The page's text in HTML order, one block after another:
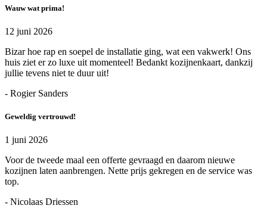
Wauw wat prima!
12 juni 2026
Bizar hoe rap en soepel de installatie ging, wat een vakwerk! Ons
huis ziet er zo luxe uit momenteel! Bedankt kozijnenkaart, dankzij
jullie tevens niet te duur uit!
- Rogier Sanders
Geweldig vertrouwd!
1 juni 2026
Voor de tweede maal een offerte gevraagd en daarom nieuwe
kozijnen laten aanbrengen. Nette prijs gekregen en de service was
top.
- Nicolaas Driessen